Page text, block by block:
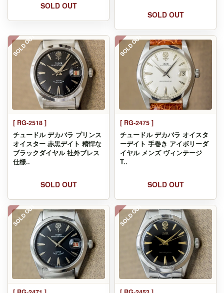
SOLD OUT
SOLD OUT
SOLD OUT
[ RG-2518 ]
チュードル デカバラ プリンス
オイスター 赤黒デイト 精悍な
ブラックダイヤル 社外ブレス
仕様..
SOLD OUT
SOLD OUT
[ RG-2475 ]
チュードル デカバラ オイスタ
ーデイト 手巻き アイボリーダ
イヤル メンズ ヴィンテージ
T..
SOLD OUT
SOLD OUT SOLD OUT